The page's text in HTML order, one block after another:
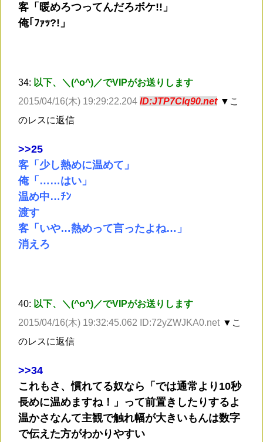
客「暖めろつってんだろボケ!!」
俺｢ﾌｧｯ?!」
34: 以下、＼(^o^)／でVIPがお送りします
2015/04/16(木) 19:29:22.204 ID:JTP7Clq90.net ▼こ
のレスに返信
>>25
客「少し熱めに温めて」
俺「……はい」
温め中…ﾁﾝ
渡す
客「いや…熱めって言ったよね…」
消えろ
40: 以下、＼(^o^)／でVIPがお送りします
2015/04/16(木) 19:32:45.062 ID:72yZWJKA0.net ▼こ
のレスに返信
>>34
これもさ、慣れてる奴なら「では通常より10秒
長めに温めますね！」って前置きしたりするよ
温かさなんて主観で触れ幅が大きいもんは数字
で伝えた方がわかりやすい